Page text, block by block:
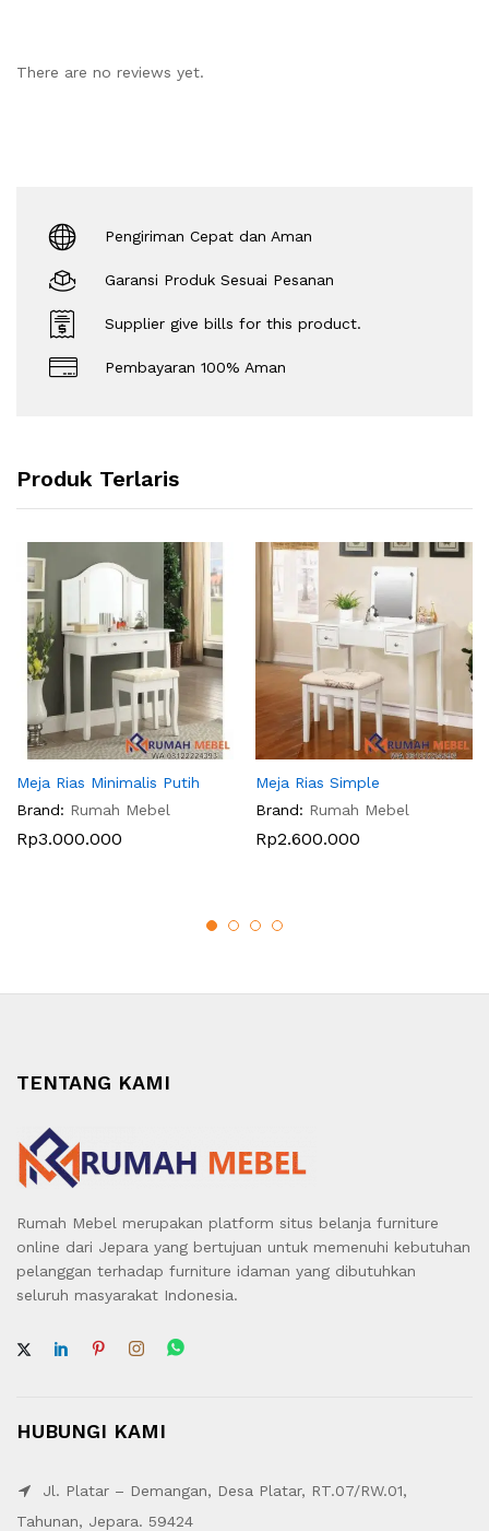
There are no reviews yet.
Pengiriman Cepat dan Aman
Garansi Produk Sesuai Pesanan
Supplier give bills for this product.
Pembayaran 100% Aman
Produk Terlaris
Meja Rias Minimalis Putih
Brand: Rumah Mebel
Rp3.000.000
Meja Rias Simple
Brand: Rumah Mebel
Rp2.600.000
TENTANG KAMI
Rumah Mebel merupakan platform situs belanja furniture
online dari Jepara yang bertujuan untuk memenuhi kebutuhan
pelanggan terhadap furniture idaman yang dibutuhkan
seluruh masyarakat Indonesia.
HUBUNGI KAMI
Jl. Platar – Demangan, Desa Platar, RT.07/RW.01,
Tahunan, Jepara. 59424